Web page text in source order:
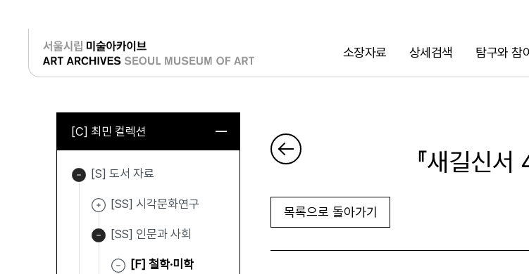
소장자료 상세검색 탐구와 참
검색
로그인
[C] 최민 컬렉션
[S] 도서 자료
[SS] 시각문화연구
[SS] 인문과 사회
[F] 철학·미학
『새길신
목록으로 돌아가기